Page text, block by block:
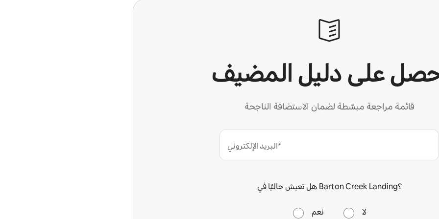
على دليل المضيف
قائمة مراجعة مبسّطة لضمان الاستضافة الناجحة
البريد الإلكتروني*
هل تعيش حاليًا في Barton Creek Landing؟
نعم لا